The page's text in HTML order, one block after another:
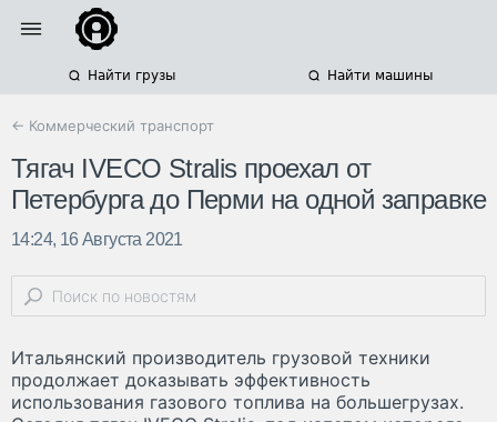
Найти грузы Найти машины
← Коммерческий транспорт
Тягач IVECO Stralis проехал от
Петербурга до Перми на одной заправке
14:24, 16 Августа 2021
Итальянский производитель грузовой техники
продолжает доказывать эффективность
использования газового топлива на большегрузах.